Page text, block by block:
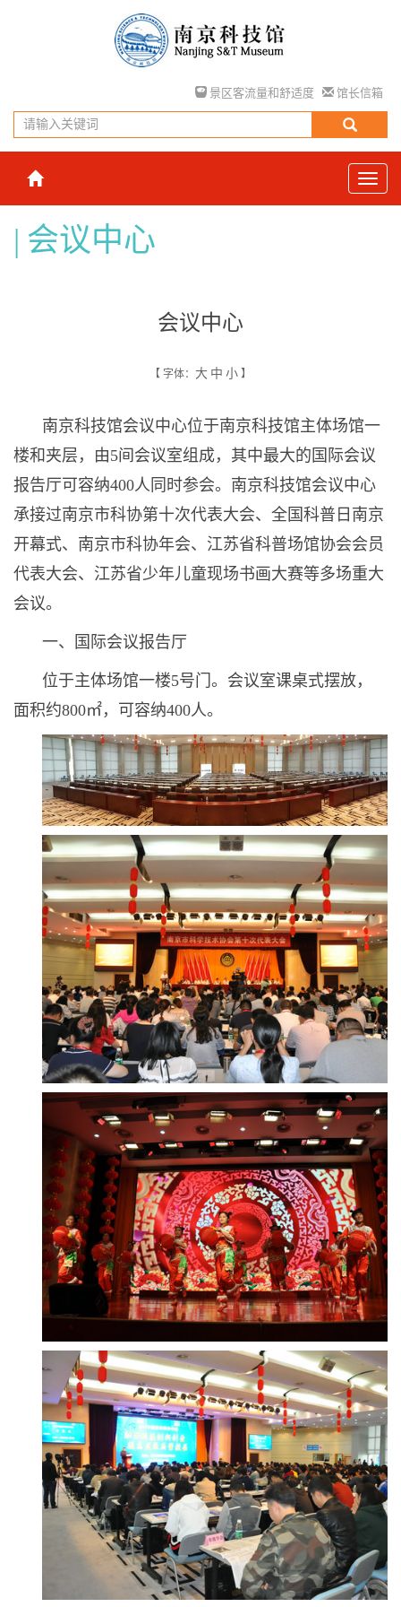
景区客流量和舒适度 馆长信箱
会议中心
会议中心
【 字体： 大 中 小 】
南京科技馆会议中心位于南京科技馆主体场馆一
楼和夹层，由5间会议室组成，其中最大的国际会议
报告厅可容纳400人同时参会。南京科技馆会议中心
承接过南京市科协第十次代表大会、全国科普日南京
开幕式、南京市科协年会、江苏省科普场馆协会会员
代表大会、江苏省少年儿童现场书画大赛等多场重大
会议。
一、国际会议报告厅
位于主体场馆一楼5号门。会议室课桌式摆放，
面积约800㎡，可容纳400人。